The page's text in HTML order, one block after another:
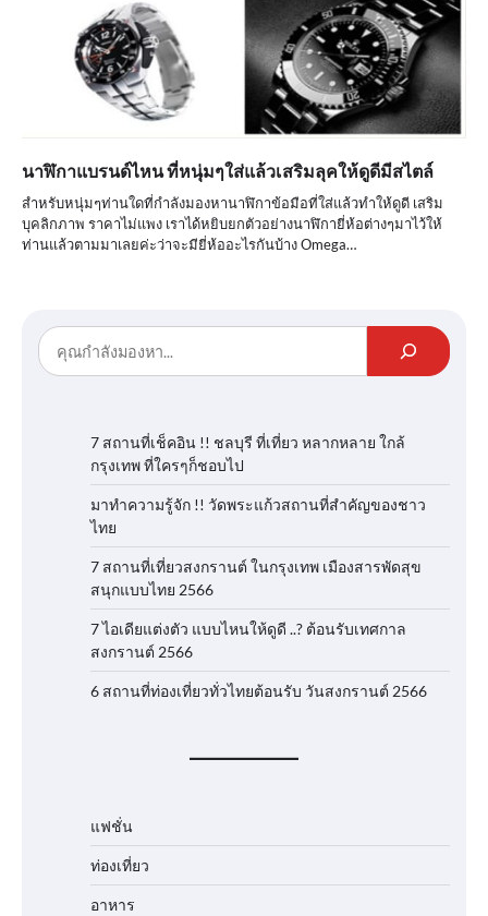
นาฬิกาแบรนด์ไหน ที่หนุ่มๆใส่แล้วเสริมลุคให้ดูดีมีสไตล์
สำหรับหนุ่มๆท่านใดที่กำลังมองหานาฬิกาข้อมือที่ใส่แล้วทำให้ดูดี เสริม
บุคลิกภาพ ราคาไม่แพง เราได้หยิบยกตัวอย่างนาฬิกายี่ห้อต่างๆมาไว้ให้
ท่านแล้วตามมาเลยค่ะว่าจะมียี่ห้ออะไรกันบ้าง Omega…
7 สถานที่เช็คอิน !! ชลบุรี ที่เที่ยว หลากหลาย ใกล้
กรุงเทพ ที่ใครๆก็ชอบไป
มาทำความรู้จัก !! วัดพระแก้วสถานที่สำคัญของชาว
ไทย
7 สถานที่เที่ยวสงกรานต์ ในกรุงเทพ เมืองสารพัดสุข
สนุกแบบไทย 2566
7 ไอเดียแต่งตัว แบบไหนให้ดูดี ..? ต้อนรับเทศกาล
สงกรานต์ 2566
6 สถานที่ท่องเที่ยวทั่วไทยต้อนรับ วันสงกรานต์ 2566
แฟชั่น
ท่องเที่ยว
อาหาร